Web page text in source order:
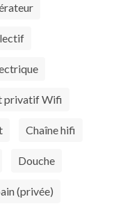
privatif Wifi
Chaîne hifi
Douche
(privée)